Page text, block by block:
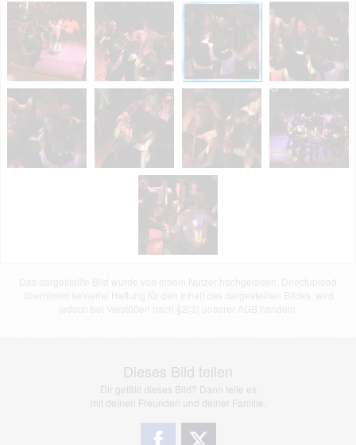
Dieses Bild teilen
Dir gefällt dieses Bild? Dann teile es
mit deinen Freunden und deiner Familie.